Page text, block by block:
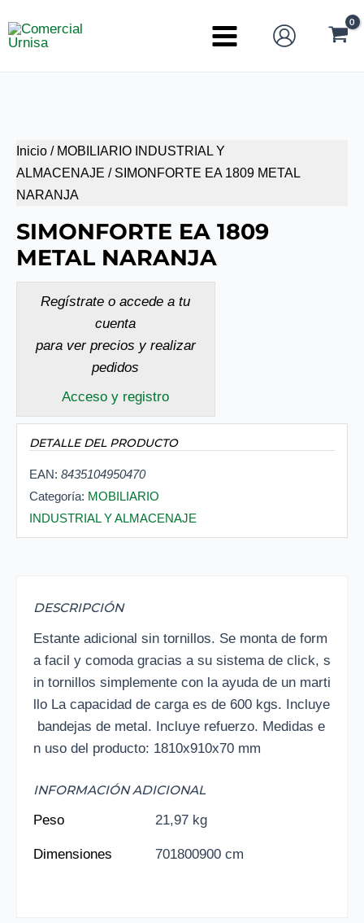
al
Main
Inicio / MOBILIARIO INDUSTRIAL Y
ALMACENAJE / SIMONFORTE EA 1809 METAL
NARANJA
SIMONFORTE EA 1809
METAL NARANJA
Regístrate o accede a tu
cuenta
para ver precios y realizar
pedidos
Acceso y registro
DETALLE DEL PRODUCTO
EAN: 8435104950470
Categoría: MOBILIARIO
INDUSTRIAL Y ALMACENAJE
DESCRIPCIÓN
Estante adicional sin tornillos. Se monta de form
a facil y comoda gracias a su sistema de click, s
in tornillos simplemente con la ayuda de un marti
llo La capacidad de carga es de 600 kgs. Incluye
bandejas de metal. Incluye refuerzo. Medidas e
n uso del producto: 1810x910x70 mm
INFORMACIÓN ADICIONAL
Peso
21,97 kg
Dimensiones 701800900 cm